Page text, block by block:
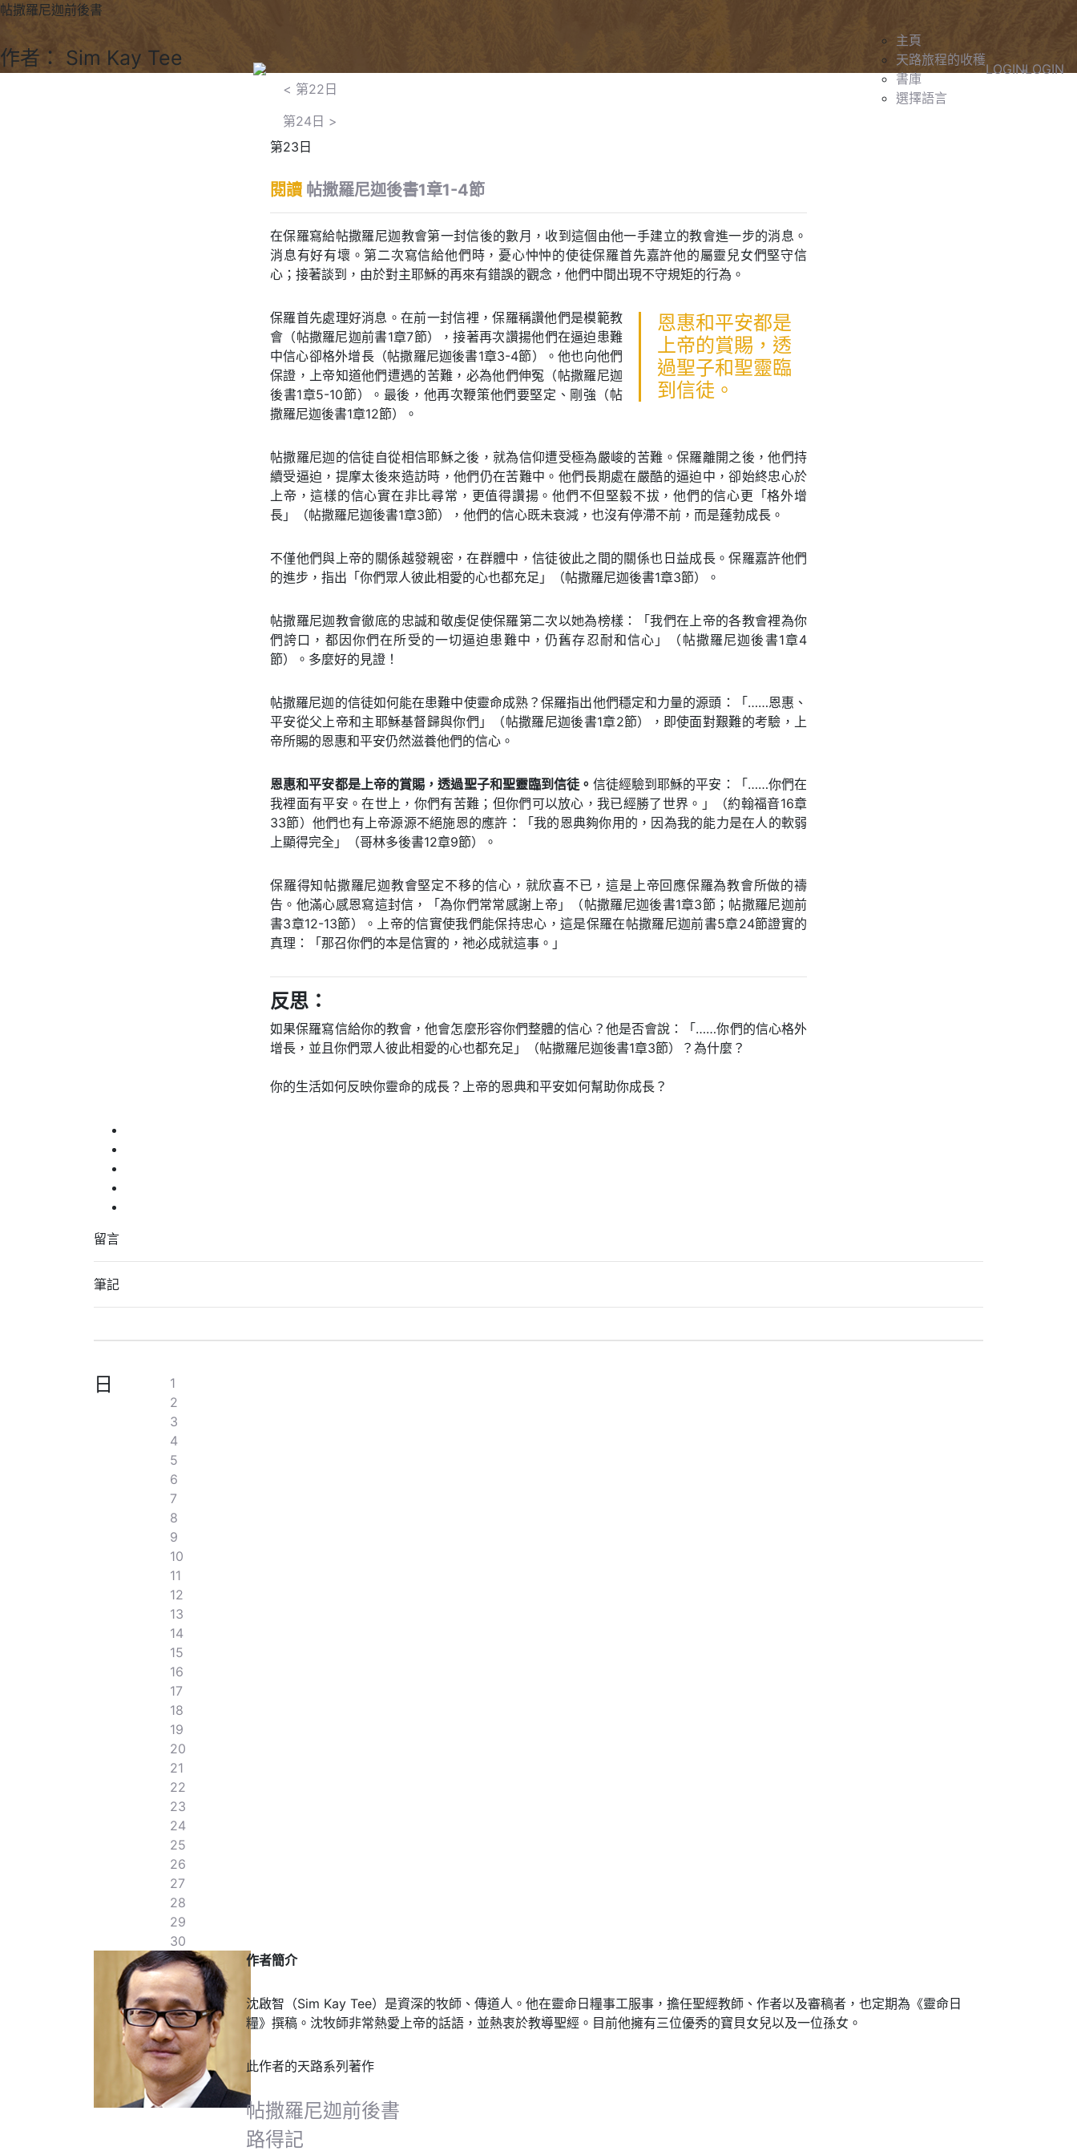
主頁
天路旅程的收穫
書庫
選擇語言
LOGINLOGIN
帖撒羅尼迦前後書
作者： Sim Kay Tee
< 第22日
第24日 >
第23日
閱讀 帖撒羅尼迦後書1章1-4節
在保羅寫給帖撒羅尼迦教會第一封信後的數月，收到這個由他一手建立的教會進一步的消息。
消息有好有壞。第二次寫信給他們時，憂心忡忡的使徒保羅首先嘉許他的屬靈兒女們堅守信
心；接著談到，由於對主耶穌的再來有錯誤的觀念，他們中間出現不守規矩的行為。
恩惠和平安都是
上帝的賞賜，透
過聖子和聖靈臨
到信徒。
保羅首先處理好消息。在前一封信裡，保羅稱讚他們是模範教
會（帖撒羅尼迦前書1章7節），接著再次讚揚他們在逼迫患難
中信心卻格外增長（帖撒羅尼迦後書1章3-4節）。他也向他們
保證，上帝知道他們遭遇的苦難，必為他們伸冤（帖撒羅尼迦
後書1章5-10節）。最後，他再次鞭策他們要堅定、剛強（帖
撒羅尼迦後書1章12節）。
帖撒羅尼迦的信徒自從相信耶穌之後，就為信仰遭受極為嚴峻的苦難。保羅離開之後，他們持
續受逼迫，提摩太後來造訪時，他們仍在苦難中。他們長期處在嚴酷的逼迫中，卻始終忠心於
上帝，這樣的信心實在非比尋常，更值得讚揚。他們不但堅毅不拔，他們的信心更「格外增
長」（帖撒羅尼迦後書1章3節），他們的信心既未衰減，也沒有停滯不前，而是蓬勃成長。
不僅他們與上帝的關係越發親密，在群體中，信徒彼此之間的關係也日益成長。保羅嘉許他們
的進步，指出「你們眾人彼此相愛的心也都充足」（帖撒羅尼迦後書1章3節）。
帖撒羅尼迦教會徹底的忠誠和敬虔促使保羅第二次以她為榜樣：「我們在上帝的各教會裡為你
們誇口，都因你們在所受的一切逼迫患難中，仍舊存忍耐和信心」（帖撒羅尼迦後書1章4
節）。多麼好的見證！
帖撒羅尼迦的信徒如何能在患難中使靈命成熟？保羅指出他們穩定和力量的源頭：「……恩惠、
平安從父上帝和主耶穌基督歸與你們」（帖撒羅尼迦後書1章2節），即使面對艱難的考驗，上
帝所賜的恩惠和平安仍然滋養他們的信心。
恩惠和平安都是上帝的賞賜，透過聖子和聖靈臨到信徒。 信徒經驗到耶穌的平安：「……你們在
我裡面有平安。在世上，你們有苦難；但你們可以放心，我已經勝了世界。」（約翰福音16章
33節）他們也有上帝源源不絕施恩的應許：「我的恩典夠你用的，因為我的能力是在人的軟弱
上顯得完全」（哥林多後書12章9節）。
保羅得知帖撒羅尼迦教會堅定不移的信心，就欣喜不已，這是上帝回應保羅為教會所做的禱
告。他滿心感恩寫這封信，「為你們常常感謝上帝」（帖撒羅尼迦後書1章3節；帖撒羅尼迦前
書3章12-13節）。上帝的信實使我們能保持忠心，這是保羅在帖撒羅尼迦前書5章24節證實的
真理：「那召你們的本是信實的，祂必成就這事。」
反思：
如果保羅寫信給你的教會，他會怎麼形容你們整體的信心？他是否會說：「……你們的信心格外
增長，並且你們眾人彼此相愛的心也都充足」（帖撒羅尼迦後書1章3節）？為什麼？
你的生活如何反映你靈命的成長？上帝的恩典和平安如何幫助你成長？
留言
筆記
日
1
2
3
4
5
6
7
8
9
10
11
12
13
14
15
16
17
18
19
20
21
22
23
24
25
26
27
28
29
30
作者簡介
沈啟智（Sim Kay Tee）是資深的牧師、傳道人。他在靈命日糧事工服事，擔任聖經教師、作者以及審稿者，也定期為《靈命日
糧》撰稿。沈牧師非常熱愛上帝的話語，並熱衷於教導聖經。目前他擁有三位優秀的寶貝女兒以及一位孫女。
此作者的天路系列著作
帖撒羅尼迦前後書
路得記